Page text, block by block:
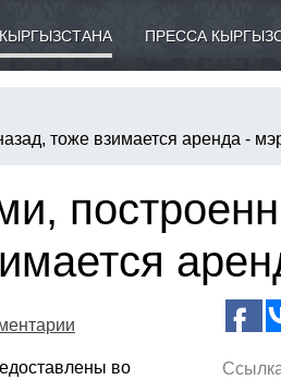
ПРЕССА
тоже взимается аренда -
во